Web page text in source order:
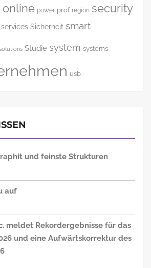
online power prof region security
services Sicherheit smart
Studie system systems
usb
und feinste Strukturen
auf
meldet Rekordergebnisse für das
und eine Aufwärtskorrektur des